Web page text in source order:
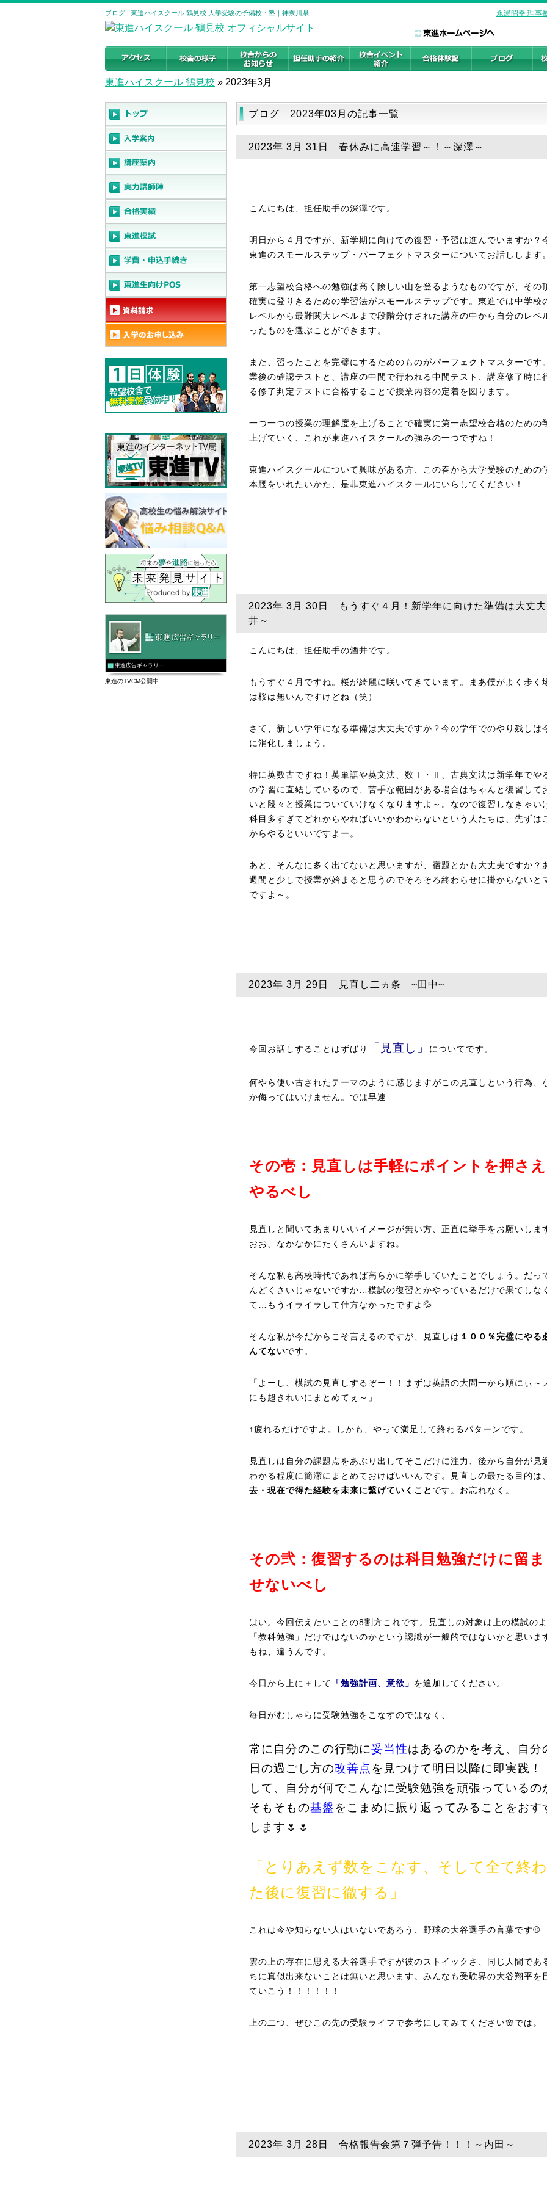
ブログ | 東進ハイスクール 鶴見校 大学受験の予備校・塾｜神奈川県 永瀬昭幸 理事
東進ハイスクール 鶴見校 » 2023年3月
ブログ 2023年03月の記事一覧
2023年 3月 31日 春休みに高速学習～！～深澤～
こんにちは、担任助手の深澤です。
明日から４月ですが、新学期に向けての復習・予習は進んでいますか？
東進のスモールステップ・パーフェクトマスターについてお話しします。
第一志望校合格への勉強は高く険しい山を登るようなものですが、その
確実に登りきるための学習法がスモールステップです。東進では中学校
レベルから最難関大レベルまで段階分けされた講座の中から自分のレベ
ったものを選ぶことができます。
また、習ったことを完璧にするためのものがパーフェクトマスターです
業後の確認テストと、講座の中間で行われる中間テスト、講座修了時に
る修了判定テストに合格することで授業内容の定着を図ります。
一つ一つの授業の理解度を上げることで確実に第一志望校合格のための
上げていく、これが東進ハイスクールの強みの一つですね！
東進ハイスクールについて興味がある方、この春から大学受験のための
本腰をいれたいかた、是非東進ハイスクールにいらしてください！
2023年 3月 30日 もうすぐ４月！新学年に向けた準備は大丈
井～
こんにちは、担任助手の酒井です。
もうすぐ４月ですね。桜が綺麗に咲いてきています。まあ僕がよく歩く
は桜は無いんですけどね（笑）
さて、新しい学年になる準備は大丈夫ですか？今の学年でのやり残しは
に消化しましょう。
特に英数古ですね！英単語や英文法、数Ⅰ・Ⅱ、古典文法は新学年でや
の学習に直結しているので、苦手な範囲がある場合はちゃんと復習して
いと段々と授業についていけなくなりますよ～。なので復習しなきゃい
科目多すぎてどれからやればいいかわからないという人たちは、先ずは
からやるといいですよー。
あと、そんなに多く出てないと思いますが、宿題とかも大丈夫ですか？
週間と少しで授業が始まると思うのでそろそろ終わらせに掛からないと
ですよ～。
2023年 3月 29日 見直し二ヵ条 ~田中~
今回お話しすることはずばり 「見直し」 についてです。
何やら使い古されたテーマのように感じますがこの見直しという行為、
か侮ってはいけません。では早速
その壱：見直しは手軽にポイントを押さ
やるべし
見直しと聞いてあまりいいイメージが無い方、正直に挙手をお願いし
おお、なかなかにたくさんいますね。
そんな私も高校時代であれば高らかに挙手していたことでしょう。だっ
んどくさいじゃないですか…模試の復習とかやっているだけで果てしな
て…もうイライラして仕方なかったですよ💦
そんな私が今だからこそ言えるのですが、見直しは １００％完璧にやる
んてないです。
「よーし、模試の見直しするぞー！！まずは英語の大問一から順にぃ～
にも超きれいにまとめてぇ～」
↑疲れるだけですよ。しかも、やって満足して終わるパターンです。
見直しは自分の課題点をあぶり出してそこだけに注力、後から自分が見
わかる程度に簡潔にまとめておけばいいんです。見直しの最たる目的は、
去・現在で得た経験を未来に繋げていくこと です。お忘れなく。
その弐：復習するのは科目勉強だけに留ま
せないべし
はい。今回伝えたいことの8割方これです。見直しの対象は上の模試の
「教科勉強」だけではないのかという認識が一般的ではないかと思いま
もね、違うんです。
今日から上に＋して 「勉強計画、意欲」 を追加してください。
毎日がむしゃらに受験勉強をこなすのではなく、
常に自分のこの行動に妥当性はあるのかを考え、自分
日の過ごし方の改善点 を見つけて明日以降に即実践！
して、自分が何でこんなに受験勉強を頑張っているの
そもそもの基盤をこまめに振り返ってみることをおす
します🌷🌷
「とりあえず数をこなす、そして全て終
た後に復習に徹する」
これは今や知らない人はいないであろう、野球の大谷選手の言葉です⚾
雲の上の存在に思える大谷選手ですが彼のストイックさ、同じ人間であ
ちに真似出来ないことは無いと思います。みんなも受験界の大谷翔平を
ていこう！！！！！！
上の二つ、ぜひこの先の受験ライフで参考にしてみてください🌸では。
2023年 3月 28日 合格報告会第７弾予告！！！～内田～
東進広告ギャラリー
東進のTVCM公開中